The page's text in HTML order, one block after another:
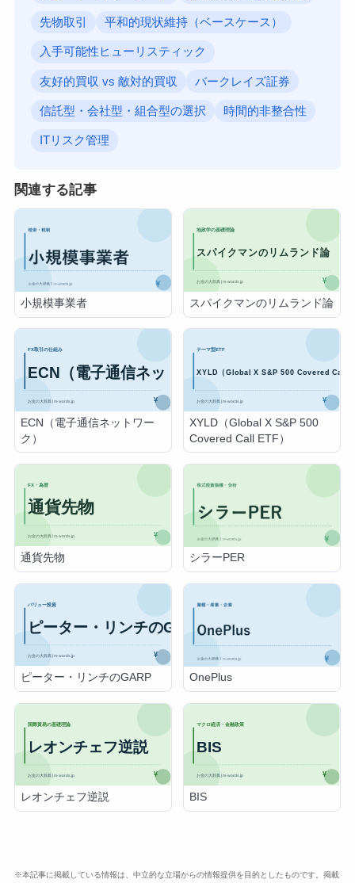
先物取引 平和的現状維持（ベースケース）
入手可能性ヒューリスティック
友好的買収 vs 敵対的買収 バークレイズ証券
信託型・会社型・組合型の選択 時間的非整合性
ITリスク管理
関連する記事
小規模事業者 スパイクマンのリムランド論
ECN（電子通信ネットワー
ク）
XYLD（Global X S&P 500
Covered Call ETF）
通貨先物 シラーPER
ピーター・リンチのGARP OnePlus
レオンチェフ逆説 BIS
※本記事に掲載している情報は、中立的な立場からの情報提供を目的としたものです。掲載